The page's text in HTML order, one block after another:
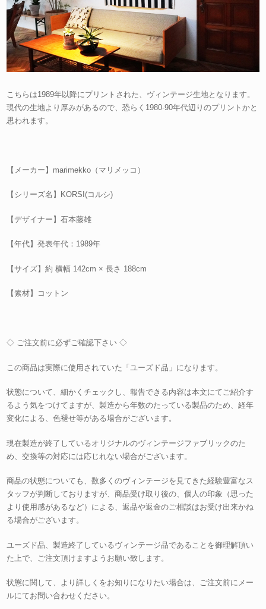
こちらは1989年以降にプリントされた、ヴィンテージ生地となります。
現代の生地より厚みがあるので、恐らく1980-90年代辺りのプリントかと
思われます。
【メーカー】marimekko（マリメッコ）
【シリーズ名】KORSI(コルシ)
【デザイナー】石本藤雄
【年代】発表年代：1989年
【サイズ】約 横幅 142cm × 長さ 188cm
【素材】コットン
◇ ご注文前に必ずご確認下さい ◇
この商品は実際に使用されていた「ユーズド品」になります。
状態について、細かくチェックし、報告できる内容は本文にてご紹介す
るよう気をつけてますが、製造から年数のたっている製品のため、経年
変化による、色褪せ等がある場合がございます。
現在製造が終了しているオリジナルのヴィンテージファブリックのた
め、交換等の対応には応じれない場合がございます。
商品の状態についても、数多くのヴィンテージを見てきた経験豊富なス
タッフが判断しておりますが、商品受け取り後の、個人の印象（思った
より使用感があるなど）による、返品や返金のご相談はお受け出来かね
る場合がございます。
ユーズド品、製造終了しているヴィンテージ品であることを御理解頂い
た上で、ご注文頂けますようお願い致します。
状態に関して、より詳しくをお知りになりたい場合は、ご注文前にメー
ルにてお問い合わせください。